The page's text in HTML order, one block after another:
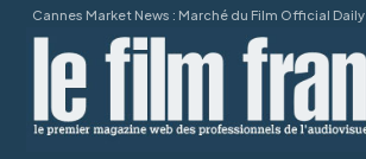
Cannes Market News : Marché du Film Official Daily